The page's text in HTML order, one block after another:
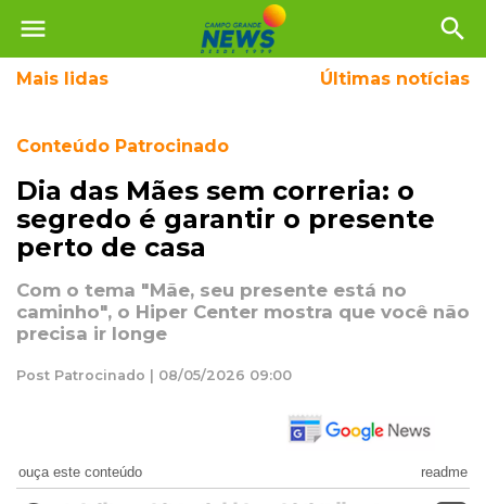
menu search
Mais lidas Últimas notícias
Conteúdo Patrocinado
Dia das Mães sem correria: o
segredo é garantir o presente
perto de casa
Com o tema "Mãe, seu presente está no
caminho", o Hiper Center mostra que você não
precisa ir longe
Post Patrocinado | 08/05/2026 09:00
ouça este conteúdo readme